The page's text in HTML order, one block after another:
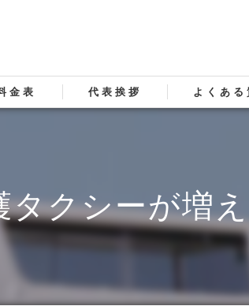
声
金表 代表挨拶 よくある
タクシーが増